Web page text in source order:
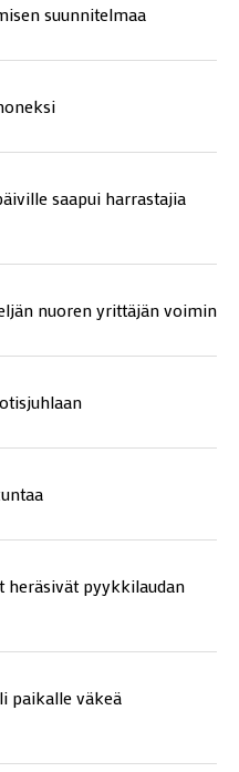
suunnitelmaa
saapui harrastajia
nuoren yrittäjän voimin
pyykkilaudan
paikalle väkeä